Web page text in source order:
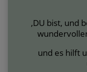
‚DU bist, und
und es hilft